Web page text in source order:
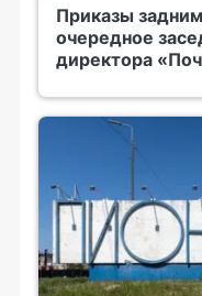
Приказы
очередное
директора